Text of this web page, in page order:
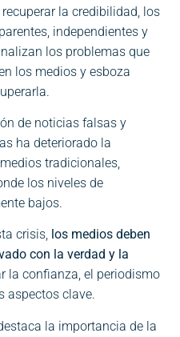
la credibilidad, los
independientes y
los problemas que
los medios y esboza
de noticias falsas y
ha deteriorado la
tradicionales,
los niveles de
bajos.
crisis, los medios deben
con la verdad y la
la confianza, el periodismo
aspectos clave.
la importancia de la